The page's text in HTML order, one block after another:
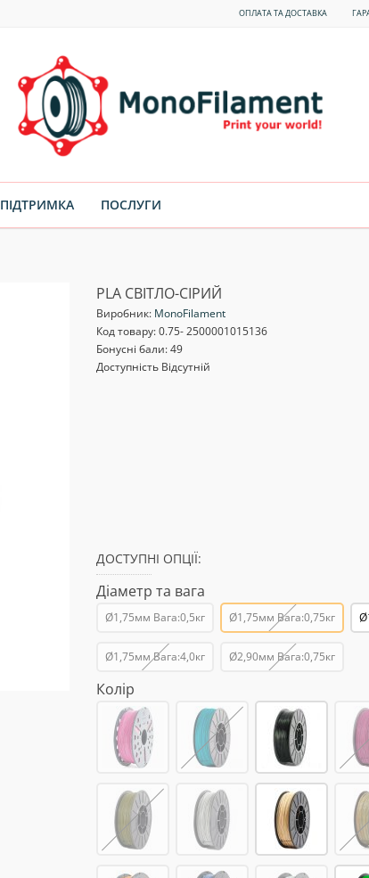
ОПЛАТА ТА ДОСТАВКА
ПІДТРИМКА ПОСЛУГИ
PLA СВІТЛО-СІРИЙ
Виробник: MonoFilament
Код товару:0.75- 2500001015136
Бонусні бали: 49
Доступність Відсутній
ДОСТУПНІ ОПЦІЇ:
Діаметр та вага
Ø1,75мм Вага:0,5кг Ø1,75мм Вага:0,75кг
Ø1,75мм Вага:4,0кг Ø2,90мм Вага:0,75кг
Колір